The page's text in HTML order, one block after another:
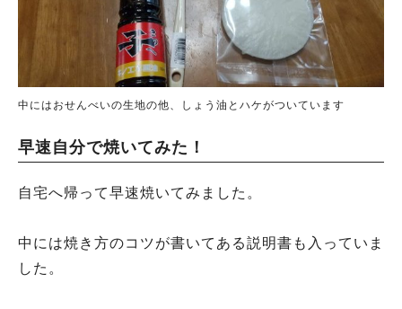
中にはおせんべいの生地の他、しょう油とハケがついています
早速自分で焼いてみた！
自宅へ帰って早速焼いてみました。
中には焼き方のコツが書いてある説明書も入っていま
した。